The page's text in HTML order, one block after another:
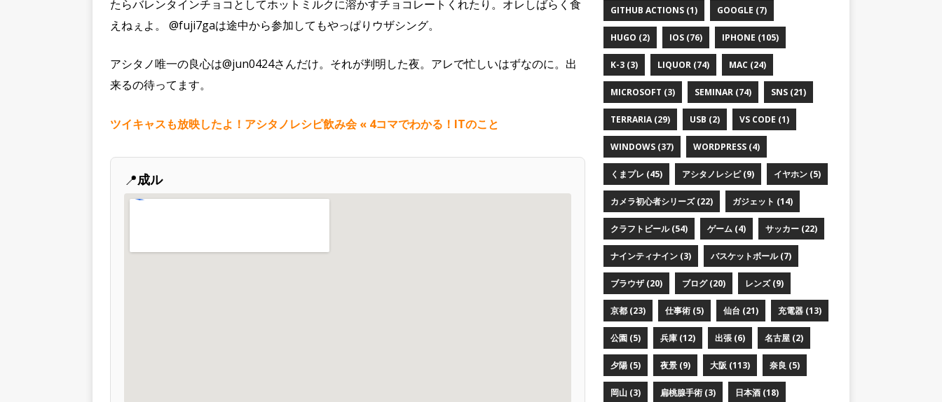
たらバレンタインチョコとしてホットミルクに溶かすチョコレートくれたり。オレしばらく食
えねぇよ。 @fuji7gaは途中から参加してもやっぱりウザシング。
アシタノ唯一の良心は@jun0424さんだけ。それが判明した夜。アレで忙しいはずなのに。出
来るの待ってます。
ツイキャスも放映したよ！アシタノレシピ飲み会 « 4コマでわかる！ITのこと
📍成ル
GITHUB ACTIONS (1) GOOGLE (7)
HUGO (2) IOS (76) IPHONE (105)
K-3 (3) LIQUOR (74) MAC (24)
MICROSOFT (3) SEMINAR (74) SNS (21)
TERRARIA (29) USB (2) VS CODE (1)
WINDOWS (37) WORDPRESS (4)
くまプレ (45) アシタノレシピ (9) イヤホン (5)
カメラ初心者シリーズ (22) ガジェット (14)
クラフトビール (54) ゲーム (4) サッカー (22)
ナインティナイン (3) バスケットボール (7)
ブラウザ (20) ブログ (20) レンズ (9)
京都 (23) 仕事術 (5) 仙台 (21) 充電器 (13)
公園 (5) 兵庫 (12) 出張 (6) 名古屋 (2)
夕陽 (5) 夜景 (9) 大阪 (113) 奈良 (5)
岡山 (3) 扁桃腺手術 (3) 日本酒 (18)